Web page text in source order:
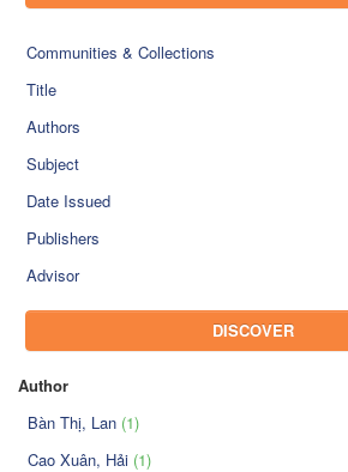
Communities & Collections
Title
Authors
Subject
Date Issued
Publishers
Advisor
DISCOVER
Author
Bàn Thị, Lan (1)
Cao Xuân, Hải (1)